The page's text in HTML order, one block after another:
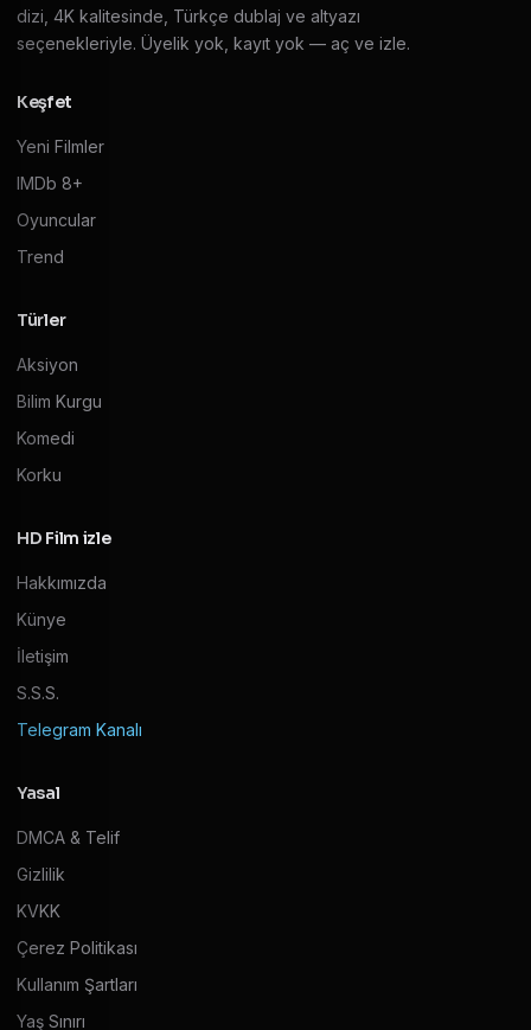
dizi, 4K kalitesinde, Türkçe dublaj ve altyazı
seçenekleriyle. Üyelik yok, kayıt yok — aç ve izle.
Keşfet
Yeni Filmler
IMDb 8+
Oyuncular
Trend
Türler
Aksiyon
Bilim Kurgu
Komedi
Korku
HD Film izle
Hakkımızda
Künye
İletişim
S.S.S.
Telegram Kanalı
Yasal
DMCA & Telif
Gizlilik
KVKK
Çerez Politikası
Kullanım Şartları
Yaş Sınırı